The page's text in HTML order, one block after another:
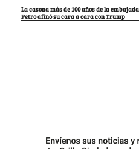
La casona más de 100 años de la
Petro afinó su cara a cara con Trump